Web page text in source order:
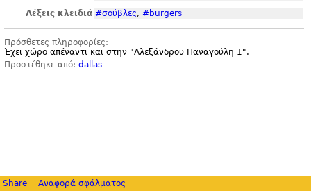
Λέξεις κλειδιά #σούβλες, #burgers
Πρόσθετες πληροφορίες:
Έχει χώρο απέναντι και στην "Αλεξάνδρου Παναγούλη 1".
Προστέθηκε από: dallas
Share Αναφορά σφάλματος